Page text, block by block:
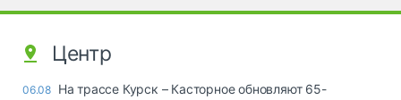
Центр
06.08 На трассе Курск – Касторное обновляют 65-